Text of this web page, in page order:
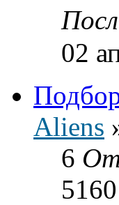
02
Aliens
6
5160